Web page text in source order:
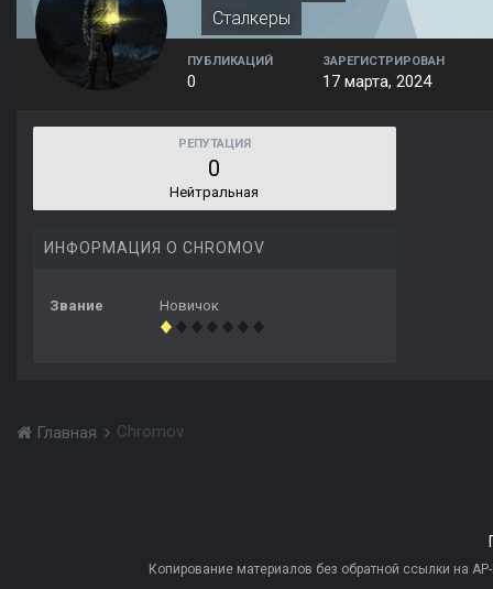
Сталкеры
ПУБЛИКАЦИЙ
0
ЗАРЕГИСТРИРОВАН
17 марта, 2024
РЕПУТАЦИЯ
0
Нейтральная
ИНФОРМАЦИЯ О CHROMOV
Звание Новичок
Главная Chromov
Копирование материалов без обратной ссылки на